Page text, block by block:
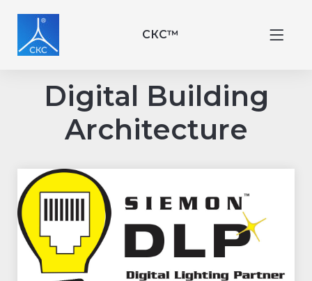
СКС™
Digital Building
Architecture